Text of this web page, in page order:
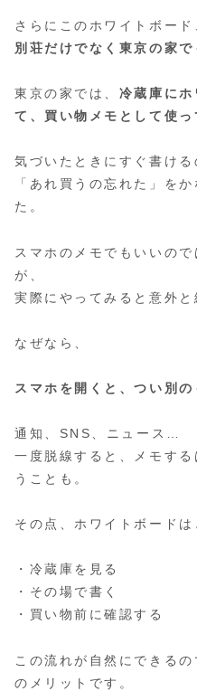
さらにこのホワイトボード
別荘だけでなく東京の家で
東京の家では、 冷蔵庫に
て、買い物メモとして使っ
気づいたときにすぐ書ける
「あれ買うの忘れた」を
た。
スマホのメモでもいいの
が、
実際にやってみると意外と
なぜなら、
スマホを開くと、つい別
通知、SNS、ニュース…
一度脱線すると、メモす
うことも。
その点、ホワイトボードは
・冷蔵庫を見る
・その場で書く
・買い物前に確認する
この流れが自然にできるの
のメリットです。